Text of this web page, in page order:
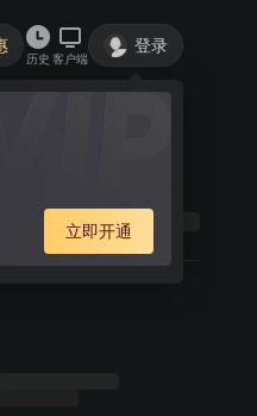
历史 客户端
登录
立即开通